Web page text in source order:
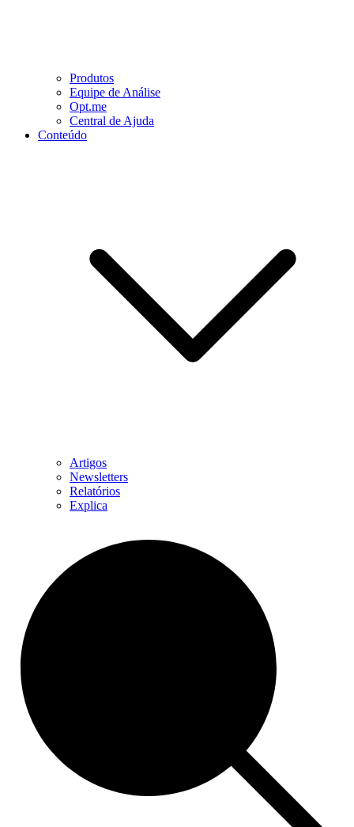
Produtos
Equipe de Análise
Opt.me
Central de Ajuda
Conteúdo
Artigos
Newsletters
Relatórios
Explica